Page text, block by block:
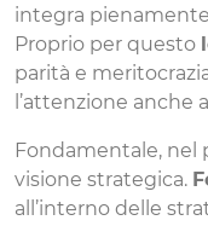
integra
Proprio per questo
parità e
l’attenzione anche
Fondamentale, nel
visione strategica.
all’interno delle